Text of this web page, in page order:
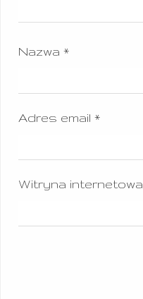
Nazwa *
Adres email *
Witryna internetowa